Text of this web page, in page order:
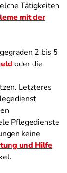
Tätigkeiten
mit der
2 bis 5
oder die
Letzteres
Pflegedienste
keine
und Hilfe